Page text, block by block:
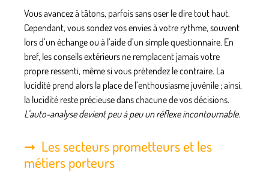
Vous avancez à tâtons, parfois sans oser le dire tout haut.
Cependant, vous sondez vos envies à votre rythme, souvent
lors d’un échange ou à l’aide d’un simple questionnaire. En
bref, les conseils extérieurs ne remplacent jamais votre
propre ressenti, même si vous prétendez le contraire. La
lucidité prend alors la place de l’enthousiasme juvénile ; ainsi,
la lucidité reste précieuse dans chacune de vos décisions.
L’auto-analyse devient peu à peu un réflexe incontournable.
Les secteurs prometteurs et les
métiers porteurs